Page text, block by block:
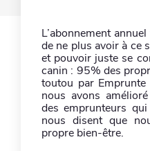
L’abonnement
de ne plus avoir à ce
et pouvoir juste se
canin : 95% des
toutou par
nous avons
des emprunteurs qui
nous disent que
propre bien-être.